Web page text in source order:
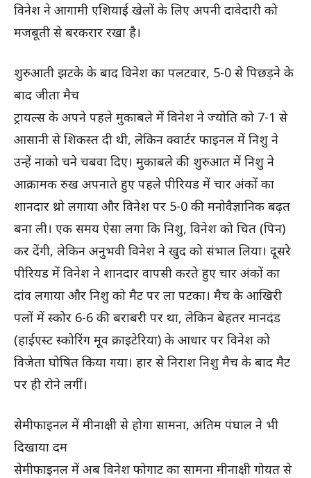
विनेश ने आगामी एशियाई खेलों के लिए अपनी दावेदारी को
मजबूती से बरकरार रखा है।
शुरुआती झटके के बाद विनेश का पलटवार, 5-0 से पिछड़ने के
बाद जीता मैच
ट्रायल्स के अपने पहले मुकाबले में विनेश ने ज्योति को 7-1 से
आसानी से शिकस्त दी थी, लेकिन क्वार्टर फाइनल में निशु ने
उन्हें नाको चने चबवा दिए। मुकाबले की शुरुआत में निशु ने
आक्रामक रुख अपनाते हुए पहले पीरियड में चार अंकों का
शानदार थ्रो लगाया और विनेश पर 5-0 की मनोवैज्ञानिक बढ़त
बना ली। एक समय ऐसा लगा कि निशु, विनेश को चित (पिन)
कर देंगी, लेकिन अनुभवी विनेश ने खुद को संभाल लिया। दूसरे
पीरियड में विनेश ने शानदार वापसी करते हुए चार अंकों का
दांव लगाया और निशु को मैट पर ला पटका। मैच के आखिरी
पलों में स्कोर 6-6 की बराबरी पर था, लेकिन बेहतर मानदंड
(हाईएस्ट स्कोरिंग मूव क्राइटेरिया) के आधार पर विनेश को
विजेता घोषित किया गया। हार से निराश निशु मैच के बाद मैट
पर ही रोने लगीं।
सेमीफाइनल में मीनाक्षी से होगा सामना, अंतिम पंघाल ने भी
दिखाया दम
सेमीफाइनल में अब विनेश फोगाट का सामना मीनाक्षी गोयत से